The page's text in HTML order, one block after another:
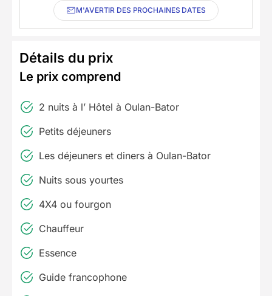
M'AVERTIR DES PROCHAINES DATES
Détails du prix
Le prix comprend
2 nuits à l’ Hôtel à Oulan-Bator
Petits déjeuners
Les déjeuners et diners à Oulan-Bator
Nuits sous yourtes
4X4 ou fourgon
Chauffeur
Essence
Guide francophone